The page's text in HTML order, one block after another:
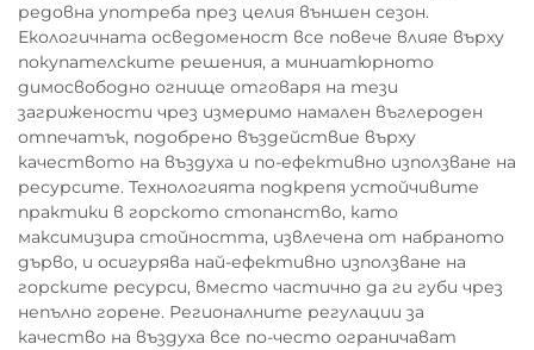
редовна употреба през целия външен сезон.
Екологичната осведоменост все повече влияе върху
покупателските решения, а миниатюрното
димосвободно огнище отговаря на тези
загрижености чрез измеримо намален въглероден
отпечатък, подобрено въздействие върху
качеството на въздуха и по-ефективно използване на
ресурсите. Технологията подкрепя устойчивите
практики в горското стопанство, като
максимизира стойността, извлечена от набраното
дърво, и осигурява най-ефективно използване на
горските ресурси, вместо частично да ги губи чрез
непълно горене. Регионалните регулации за
качество на въздуха все по-често ограничават